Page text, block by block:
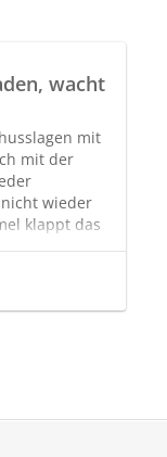
wacht
mit
mit der
wieder
klappt das
die